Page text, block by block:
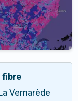
fibre
Vernarède